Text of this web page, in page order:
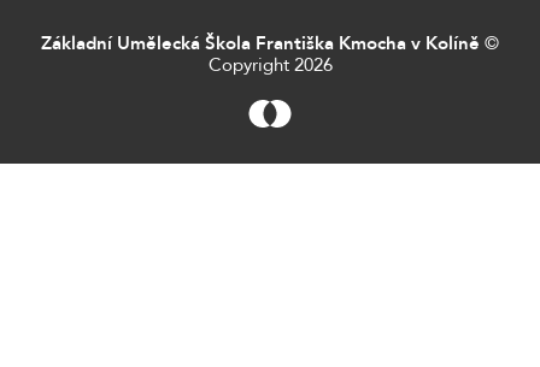
Základní Umělecká Škola Františka Kmocha v Kolíně ©
Copyright 2026